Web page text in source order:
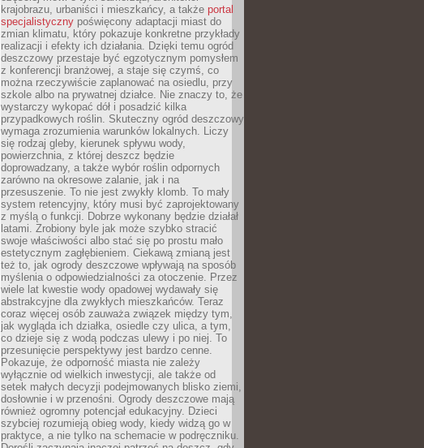
krajobrazu, urbaniści i mieszkańcy, a także portal
specjalistyczny poświęcony adaptacji miast do
zmian klimatu, który pokazuje konkretne przykłady
realizacji i efekty ich działania. Dzięki temu ogród
deszczowy przestaje być egzotycznym pomysłem
z konferencji branżowej, a staje się czymś, co
można rzeczywiście zaplanować na osiedlu, przy
szkole albo na prywatnej działce. Nie znaczy to, że
wystarczy wykopać dół i posadzić kilka
przypadkowych roślin. Skuteczny ogród deszczowy
wymaga zrozumienia warunków lokalnych. Liczy
się rodzaj gleby, kierunek spływu wody,
powierzchnia, z której deszcz będzie
doprowadzany, a także wybór roślin odpornych
zarówno na okresowe zalanie, jak i na
przesuszenie. To nie jest zwykły klomb. To mały
system retencyjny, który musi być zaprojektowany
z myślą o funkcji. Dobrze wykonany będzie działał
latami. Zrobiony byle jak może szybko stracić
swoje właściwości albo stać się po prostu mało
estetycznym zagłębieniem. Ciekawą zmianą jest
też to, jak ogrody deszczowe wpływają na sposób
myślenia o odpowiedzialności za otoczenie. Przez
wiele lat kwestie wody opadowej wydawały się
abstrakcyjne dla zwykłych mieszkańców. Teraz
coraz więcej osób zauważa związek między tym,
jak wygląda ich działka, osiedle czy ulica, a tym,
co dzieje się z wodą podczas ulewy i po niej. To
przesunięcie perspektywy jest bardzo cenne.
Pokazuje, że odporność miasta nie zależy
wyłącznie od wielkich inwestycji, ale także od
setek małych decyzji podejmowanych blisko ziemi,
dosłownie i w przenośni. Ogrody deszczowe mają
również ogromny potencjał edukacyjny. Dzieci
szybciej rozumieją obieg wody, kiedy widzą go w
praktyce, a nie tylko na schemacie w podręczniku.